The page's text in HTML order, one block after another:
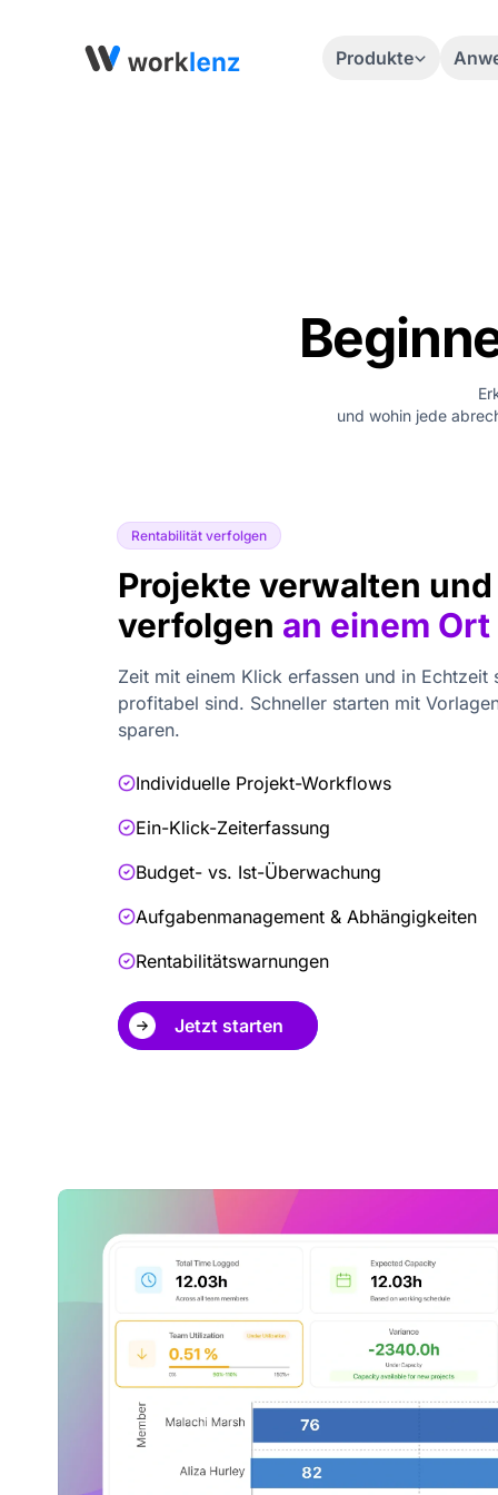
Produkte
und wohin jede
Rentabilität verfolgen
Projekte verwalten
verfolgen an einem Ort
Zeit mit einem Klick erfassen und in Echtzeit
profitabel sind. Schneller starten mit
sparen.
Individuelle Projekt-Workflows
Ein-Klick-Zeiterfassung
Budget- vs. Ist-Überwachung
Aufgabenmanagement & Abhängigkeiten
Rentabilitätswarnungen
Jetzt starten